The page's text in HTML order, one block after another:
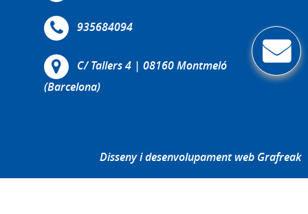
935684094
C/ Tallers 4 | 08160 Montmeló
(Barcelona)
Disseny i desenvolupament web Grafreak